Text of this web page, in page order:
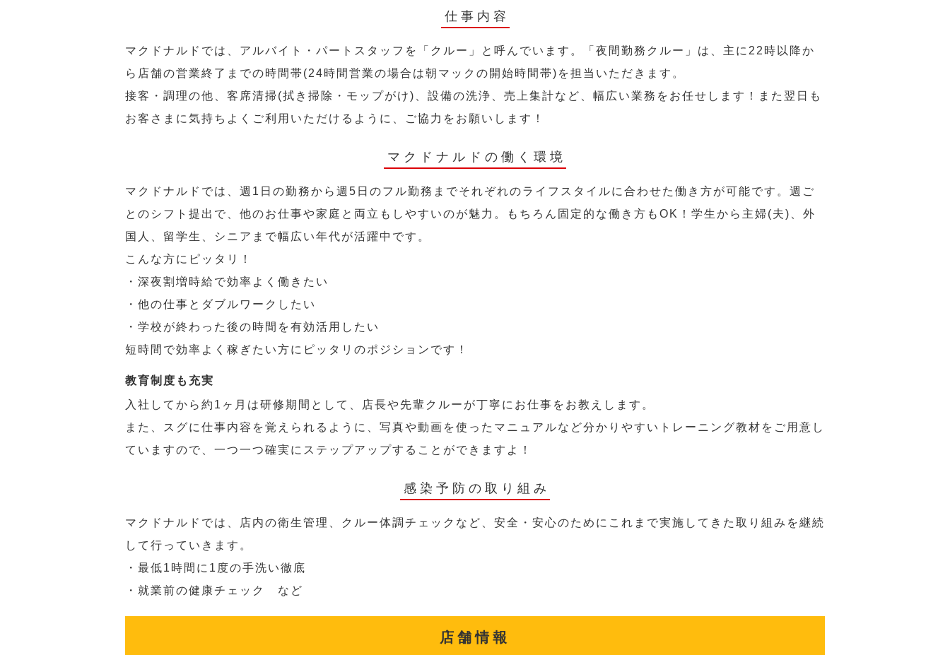
仕事内容
マクドナルドでは、アルバイト・パートスタッフを「クルー」と呼んでいます。「夜間勤務クルー」は、主に22時以降か
ら店舗の営業終了までの時間帯(24時間営業の場合は朝マックの開始時間帯)を担当いただきます。
接客・調理の他、客席清掃(拭き掃除・モップがけ)、設備の洗浄、売上集計など、幅広い業務をお任せします！また翌日も
お客さまに気持ちよくご利用いただけるように、ご協力をお願いします！
マクドナルドの働く環境
マクドナルドでは、週1日の勤務から週5日のフル勤務までそれぞれのライフスタイルに合わせた働き方が可能です。週ご
とのシフト提出で、他のお仕事や家庭と両立もしやすいのが魅力。もちろん固定的な働き方もOK！学生から主婦(夫)、外
国人、留学生、シニアまで幅広い年代が活躍中です。
こんな方にピッタリ！
・深夜割増時給で効率よく働きたい
・他の仕事とダブルワークしたい
・学校が終わった後の時間を有効活用したい
短時間で効率よく稼ぎたい方にピッタリのポジションです！
教育制度も充実
入社してから約1ヶ月は研修期間として、店長や先輩クルーが丁寧にお仕事をお教えします。
また、スグに仕事内容を覚えられるように、写真や動画を使ったマニュアルなど分かりやすいトレーニング教材をご用意し
ていますので、一つ一つ確実にステップアップすることができますよ！
感染予防の取り組み
マクドナルドでは、店内の衛生管理、クルー体調チェックなど、安全・安心のためにこれまで実施してきた取り組みを継続
して行っていきます。
・最低1時間に1度の手洗い徹底
・就業前の健康チェック など
店舗情報